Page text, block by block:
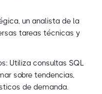
un analista de la
tareas técnicas y
Utiliza consultas SQL
sobre tendencias,
de demanda.